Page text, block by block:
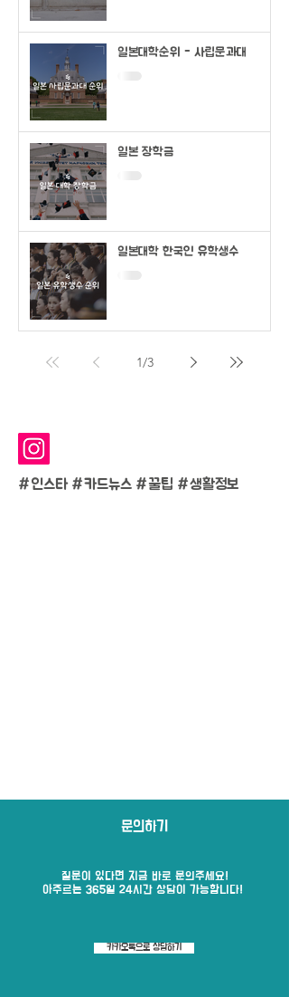
일본대학순위 - 사립문과대
일본 장학금
일본대학 한국인 유학생수
1/3
#인스타 #카드뉴스 #꿀팁 #생활정보
문의하기
질문이 있다면 지금 바로​ 문의주세요!
​아주르는 365일 24시간 상담이 가능합니다!
카카오톡으로 상담하기